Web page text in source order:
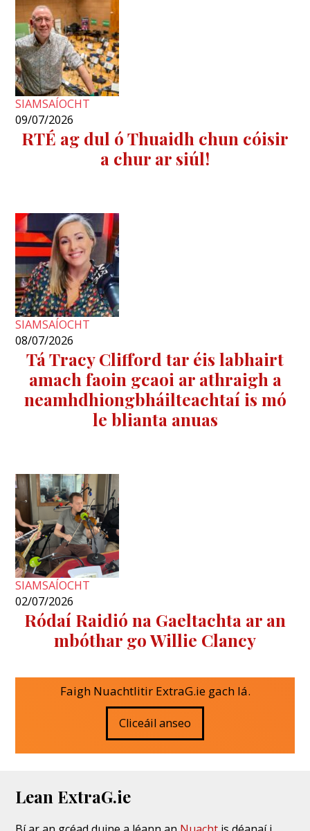
SIAMSAÍOCHT
09/07/2026
RTÉ ag dul ó Thuaidh chun cóisir
a chur ar siúl!
SIAMSAÍOCHT
08/07/2026
Tá Tracy Clifford tar éis labhairt
amach faoin gcaoi ar athraigh a
neamhdhiongbháilteachtaí is mó
le blianta anuas
SIAMSAÍOCHT
02/07/2026
Ródaí Raidió na Gaeltachta ar an
mbóthar go Willie Clancy
Faigh Nuachtlitir ExtraG.ie gach lá.
Cliceáil anseo
Lean ExtraG.ie